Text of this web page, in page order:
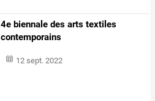
4e biennale des arts textiles
contemporains
12 sept. 2022